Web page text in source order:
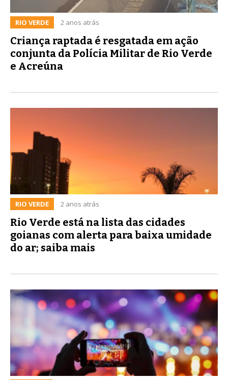
RIO VERDE 2 anos atrás
Criança raptada é resgatada em ação
conjunta da Polícia Militar de Rio Verde
e Acreúna
RIO VERDE 2 anos atrás
Rio Verde está na lista das cidades
goianas com alerta para baixa umidade
do ar; saiba mais